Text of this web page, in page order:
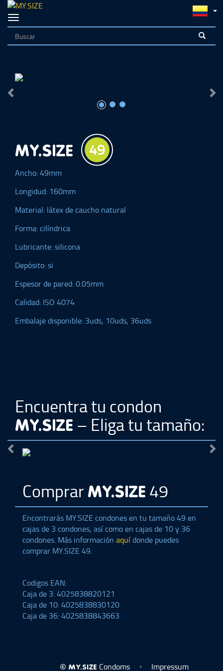
Navigation
on/off
<
MY.SIZE 49
Ancho: 49mm
Longidud: 160mm
Material: látex de caucho natural
Forma: cilíndrica
Lubricante: silicona
Depósito: si
Espesor de pared: 0.05mm
Calidad: ISO 4074
Embalaje disponible: 3uds, 10uds, 36uds
Encuentra tu condon
MY.SIZE – Eliga tu tamaño:
Previous
Comprar MY.SIZE 49
Encontrarás MY.SIZE condones en tu tamaño 49 en
cajas de 3 condones, así como en cajas de 10 y 36
condones. Más información aquídonde puedes
comprar MY.SIZE 49.
Codigos EAN:
Caja de 3: 4025838820121
Caja de 10: 4025838830120
Caja de 36: 4025838843663
© MY.SIZE Condoms Impressum